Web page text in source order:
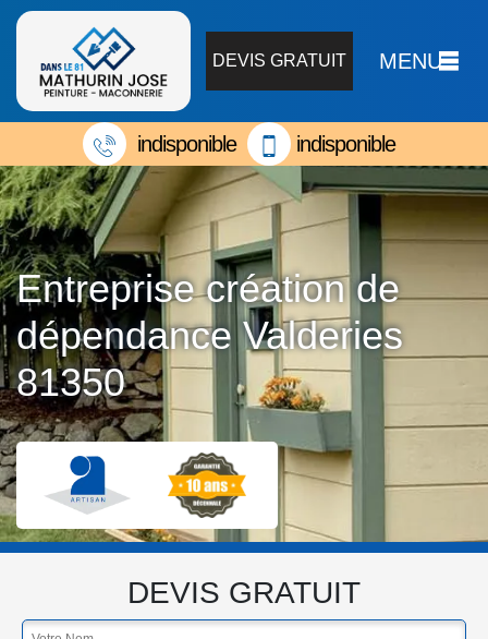
DEVIS GRATUIT MENU
indisponible indisponible
Entreprise création de
dépendance Valderies
81350
DEVIS GRATUIT